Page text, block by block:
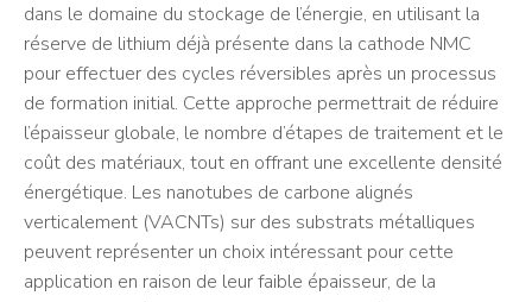
dans le domaine du stockage de l’énergie, en utilisant la
réserve de lithium déjà présente dans la cathode NMC
pour effectuer des cycles réversibles après un processus
de formation initial. Cette approche permettrait de réduire
l’épaisseur globale, le nombre d’étapes de traitement et le
coût des matériaux, tout en offrant une excellente densité
énergétique. Les nanotubes de carbone alignés
verticalement (VACNTs) sur des substrats métalliques
peuvent représenter un choix intéressant pour cette
application en raison de leur faible épaisseur, de la